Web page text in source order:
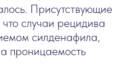
Присутствующие
случаи рецидива
силденафила,
проницаемость